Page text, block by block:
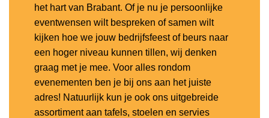
het hart van Brabant. Of je nu je persoonlijke
eventwensen wilt bespreken of samen wilt
kijken hoe we jouw bedrijfsfeest of beurs naar
een hoger niveau kunnen tillen, wij denken
graag met je mee. Voor alles rondom
evenementen ben je bij ons aan het juiste
adres! Natuurlijk kun je ook ons uitgebreide
assortiment aan tafels, stoelen en servies